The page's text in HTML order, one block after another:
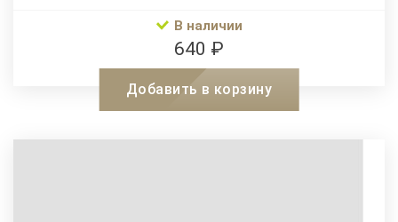
В наличии
640 ₽
Добавить в корзину